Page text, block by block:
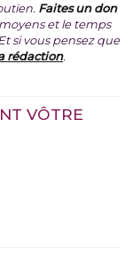
Faites un don
et le temps
si vous pensez que
rédaction.
VÔTRE